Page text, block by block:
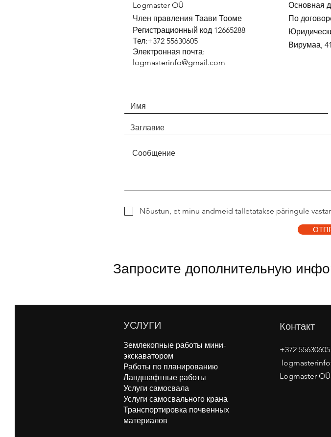
Logmaster OÜ
Член правления Таави Тооме
Регистрационный код 12665288
Тел:+372 55630605
Электронная почта:
logmasterinfo@gmail.com
Основная
По
Вирумаа,
Nõustun, et minu andmeid talletatakse päringule
Запросите дополнительную
УСЛУГИ
Землекопные работы мини-
экскаватором
Работы по планированию
Ландшафтные работы
Услуги самосвала
Услуги самосвального крана
Транспортировка почвенных
материалов
Контакт
+372 55630605
Logmaster OÜ